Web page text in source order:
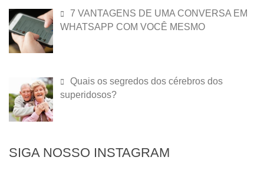
7 VANTAGENS DE UMA CONVERSA EM
WHATSAPP COM VOCÊ MESMO
Quais os segredos dos cérebros dos
superidosos?
SIGA NOSSO INSTAGRAM